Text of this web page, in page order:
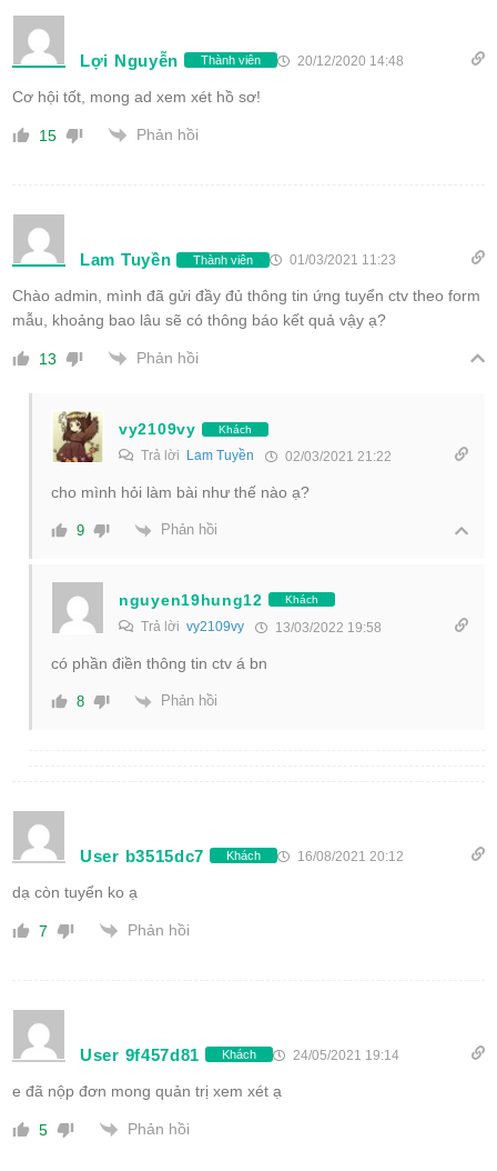
Lợi Nguyễn Thành viên 20/12/2020 14:48
Cơ hội tốt, mong ad xem xét hồ sơ!
15 Phản hồi
Lam Tuyền Thành viên 01/03/2021 11:23
Chào admin, mình đã gửi đầy đủ thông tin ứng tuyển ctv theo form
mẫu, khoảng bao lâu sẽ có thông báo kết quả vậy ạ?
13 Phản hồi
vy2109vy Khách
Trả lời Lam Tuyền 02/03/2021 21:22
cho mình hỏi làm bài như thế nào ạ?
9 Phản hồi
nguyen19hung12 Khách
Trả lời vy2109vy 13/03/2022 19:58
có phần điền thông tin ctv á bn
8 Phản hồi
User b3515dc7 Khách 16/08/2021 20:12
dạ còn tuyển ko ạ
7 Phản hồi
User 9f457d81 Khách 24/05/2021 19:14
e đã nộp đơn mong quản trị xem xét ạ
5 Phản hồi